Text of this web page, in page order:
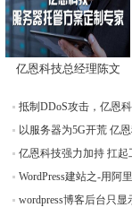
亿恩科技总经理陈文
先
抵制DDoS攻击，亿恩
以服务器为5G开荒 亿
亿恩科技强力加持 扛起
WordPress建站之-用阿
序！
wordpress博客后台只